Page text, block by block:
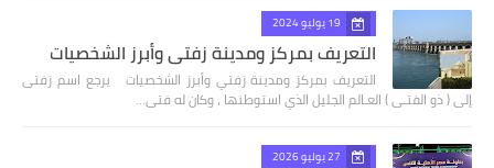
19 يوليو 2024
التعريف بمركز ومدينة زفتي وأبرز الشخصيات
التعريف بمركز ومدينة زفتي وأبرز الشخصيات يرجع اسم زفتى
إلى ( ذو الفتـى ) العـالم الجليل الذي استوطنها ، وكان له فتى…
27 يوليو 2026